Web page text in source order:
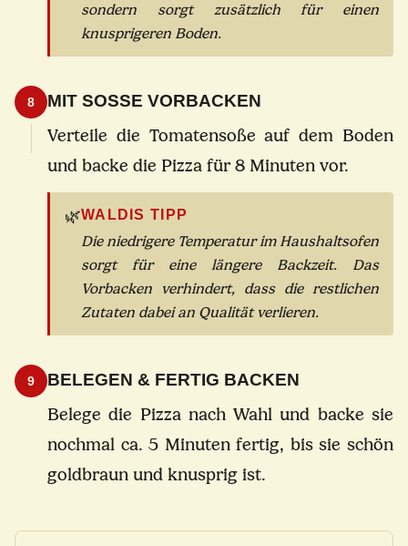
sondern sorgt zusätzlich für einen
knusprigeren Boden.
8 MIT SOSSE VORBACKEN
Verteile die Tomatensoße auf dem Boden
und backe die Pizza für 8 Minuten vor.
🌿WALDIS TIPP
Die niedrigere Temperatur im Haushaltsofen
sorgt für eine längere Backzeit. Das
Vorbacken verhindert, dass die restlichen
Zutaten dabei an Qualität verlieren.
9 BELEGEN & FERTIG BACKEN
Belege die Pizza nach Wahl und backe sie
nochmal ca. 5 Minuten fertig, bis sie schön
goldbraun und knusprig ist.